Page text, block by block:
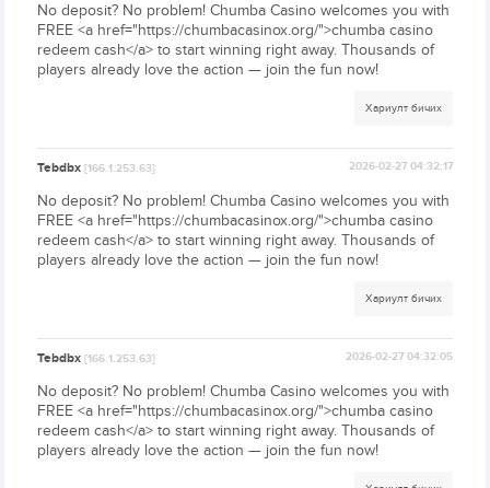
No deposit? No problem! Chumba Casino welcomes you with
FREE <a href="https://chumbacasinox.org/">chumba casino
redeem cash</a> to start winning right away. Thousands of
players already love the action — join the fun now!
Хариулт бичих
Tebdbx[166.1.253.63] 2026-02-27 04:32:17
No deposit? No problem! Chumba Casino welcomes you with
FREE <a href="https://chumbacasinox.org/">chumba casino
redeem cash</a> to start winning right away. Thousands of
players already love the action — join the fun now!
Хариулт бичих
Tebdbx[166.1.253.63] 2026-02-27 04:32:05
No deposit? No problem! Chumba Casino welcomes you with
FREE <a href="https://chumbacasinox.org/">chumba casino
redeem cash</a> to start winning right away. Thousands of
players already love the action — join the fun now!